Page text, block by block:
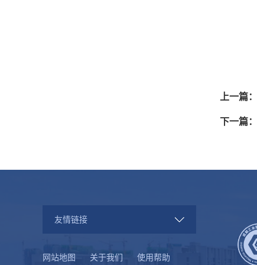
上一篇：
下一篇：
友情链接
网站地图 关于我们 使用帮助